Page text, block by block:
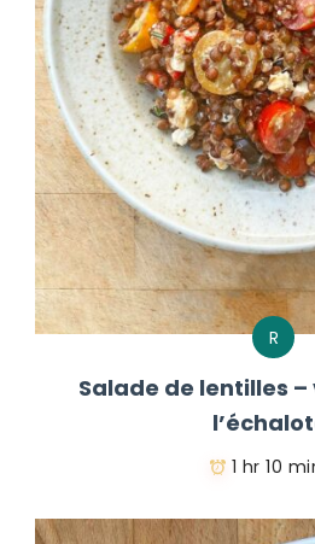
R
Salade de lentilles
1 hr 10